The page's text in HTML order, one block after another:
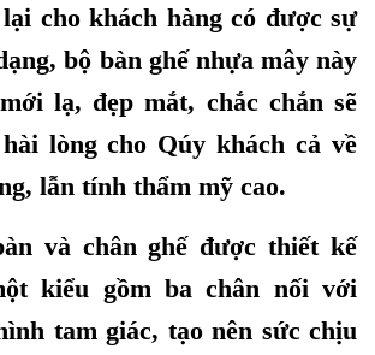
cho khách hàng có được sự
bộ bàn ghế nhựa mây này
lạ, đẹp mắt, chắc chắn sẽ
lòng cho Qúy khách cả về
lẫn tính thẩm mỹ cao.
và chân ghế được thiết kế
kiểu gồm ba chân nối với
tam giác, tạo nên sức chịu